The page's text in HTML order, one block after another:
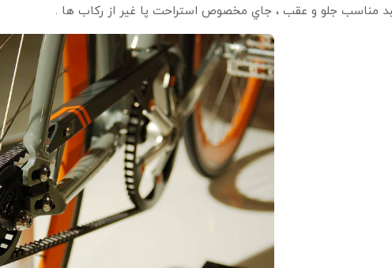
مناسب جلو و عقب ، جاي مخصوص استراحت پا غير از ركاب ها .